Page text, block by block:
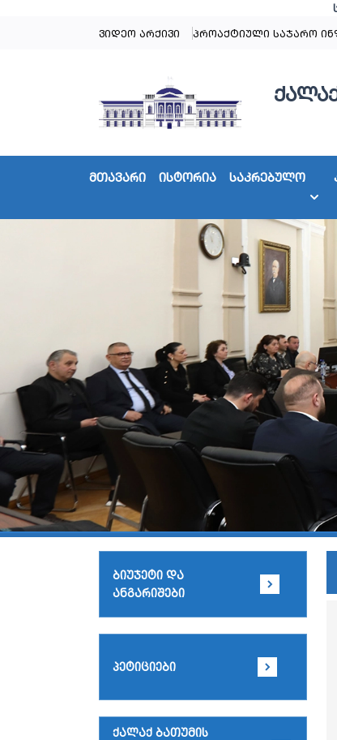
ვიდეო არქივი
პროაქტიული საჯარო
მთავარი ისტორია საკრებულო
ბიუჯეტი და
ანგარიშები
პეტიციები
ქალაქ ბათუმის